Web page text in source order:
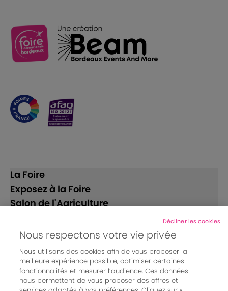
La Foire
Exposez à la Foire
Salon de l'Agriculture
Suivez-nous
Nous respectons votre vie privée
Nous utilisons des cookies afin de vous proposer la
meilleure expérience possible, optimiser certaines
fonctionnalités et mesurer l’audience. Ces données
nous permettent de vous proposer des offres et
Décliner les cookies